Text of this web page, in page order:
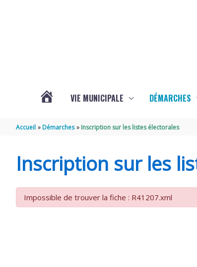
SOUBISE
VIE MUNICIPALE DÉMARCHES
Accueil Démarches Inscription sur les listes électorales
Inscription sur les
Impossible de trouver la fiche : R41207.xml